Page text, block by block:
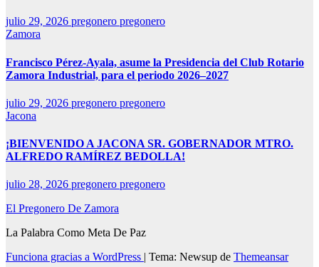
julio 29, 2026 pregonero pregonero
Zamora
Francisco Pérez-Ayala, asume la Presidencia del Club Rotario
Zamora Industrial, para el periodo 2026–2027
julio 29, 2026 pregonero pregonero
Jacona
¡BIENVENIDO A JACONA SR. GOBERNADOR MTRO.
ALFREDO RAMÍREZ BEDOLLA!
julio 28, 2026 pregonero pregonero
El Pregonero De Zamora
La Palabra Como Meta De Paz
Funciona gracias a WordPress | Tema: Newsup de Themeansar